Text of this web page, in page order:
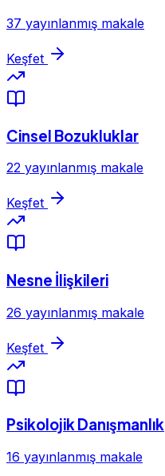
37 yayınlanmış makale
Keşfet
Cinsel Bozukluklar
22 yayınlanmış makale
Keşfet
Nesne İlişkileri
26 yayınlanmış makale
Keşfet
Psikolojik Danışmanlık
16 yayınlanmış makale